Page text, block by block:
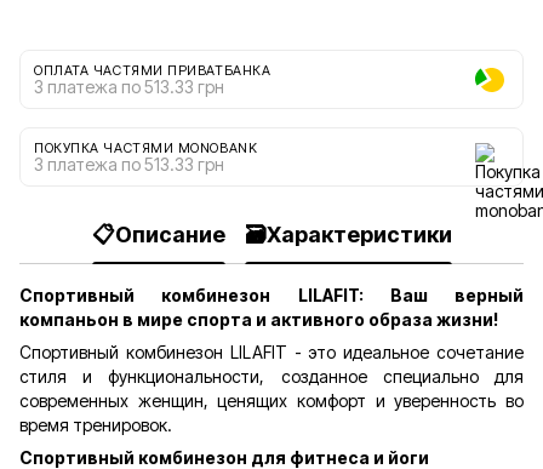
ОПЛАТА ЧАСТЯМИ ПРИВАТБАНКА
3 платежа по 513.33 грн
ПОКУПКА ЧАСТЯМИ MONOBANK
3 платежа по 513.33 грн
📋Описание 🗃️Характеристики
Спортивный комбинезон LILAFIT: Ваш верный
компаньон в мире спорта и активного образа жизни!
Спортивный комбинезон LILAFIT - это идеальное сочетание
стиля и функциональности, созданное специально для
современных женщин, ценящих комфорт и уверенность во
время тренировок.
Спортивный комбинезон для фитнеса и йоги